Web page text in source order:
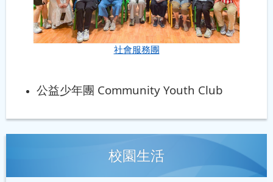
社會服務團
公益少年團 Community Youth Club
校園生活